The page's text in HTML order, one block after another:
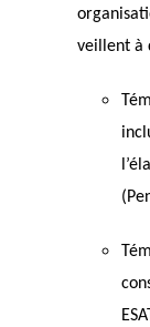
veillent à